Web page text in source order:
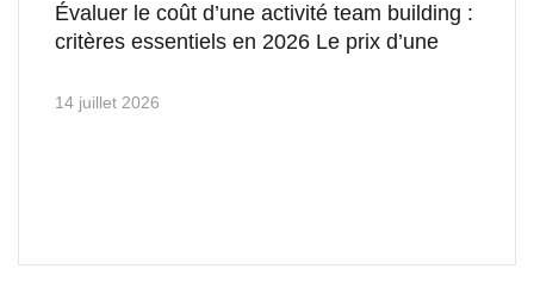
Évaluer le coût d’une activité team building :
critères essentiels en 2026 Le prix d’une
14 juillet 2026